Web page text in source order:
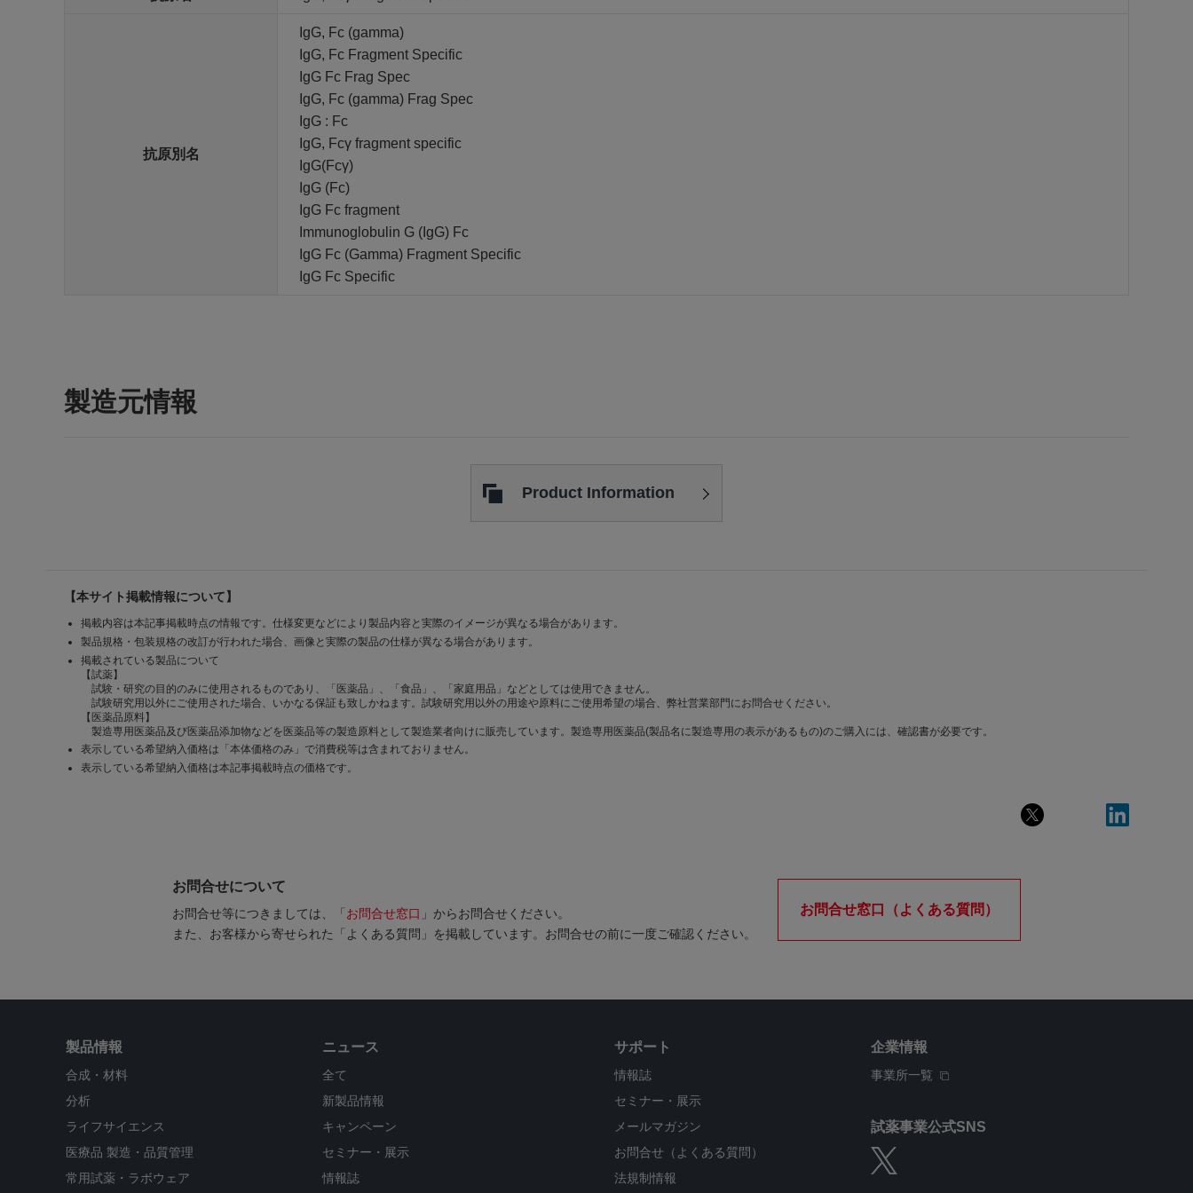
抗原別名
IgG, Fc (gamma)
IgG, Fc Fragment Specific
IgG Fc Frag Spec
IgG, Fc (gamma) Frag Spec
IgG : Fc
IgG, Fcγ fragment specific
IgG(Fcγ)
IgG (Fc)
IgG Fc fragment
Immunoglobulin G (IgG) Fc
IgG Fc (Gamma) Fragment Specific
IgG Fc Specific
製造元情報
Product Information
【本サイト掲載情報について】
掲載内容は本記事掲載時点の情報です。仕様変更などにより製品内容と実際のイメージが異なる場合があります。
製品規格・包装規格の改訂が行われた場合、画像と実際の製品の仕様が異なる場合があります。
掲載されている製品について
【試薬】
試験・研究の目的のみに使用されるものであり、「医薬品」、「食品」、「家庭用品」などとしては使用できません。
試験研究用以外にご使用された場合、いかなる保証も致しかねます。試験研究用以外の用途や原料にご使用希望の場合、弊社営業部門にお問合せください。
【医薬品原料】
製造専用医薬品及び医薬品添加物などを医薬品等の製造原料として製造業者向けに販売しています。製造専用医薬品(製品名に製造専用の表示があるもの)のご購入には、確認書が必要です。
表示している希望納入価格は「本体価格のみ」で消費税等は含まれておりません。
表示している希望納入価格は本記事掲載時点の価格です。
お問合せについて
お問合せ等につきましては、「 お問合せ窓口 」からお問合せください。
また、お客様から寄せられた「よくある質問」を掲載しています。お問合せの前に一度ご確認ください。
お問合せ窓口（よくある質問）
製品情報
合成・材料
分析
ライフサイエンス
医療品 製造・品質管理
常用試薬・ラボウェア
ニュース
全て
新製品情報
キャンペーン
セミナー・展示
情報誌
サポート
情報誌
セミナー・展示
メールマガジン
お問合せ（よくある質問）
法規制情報
企業情報
事業所一覧
試薬事業公式SNS